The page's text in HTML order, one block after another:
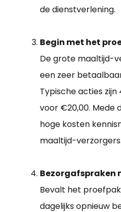
de dienstverlening.
Begin met het
De grote maaltijd-
een zeer
Typische acties
voor €20,00. Mede
hoge kosten
maaltijd-verzorgers.
Bezorgafspraken
Bevalt het
dagelijks opnieuw